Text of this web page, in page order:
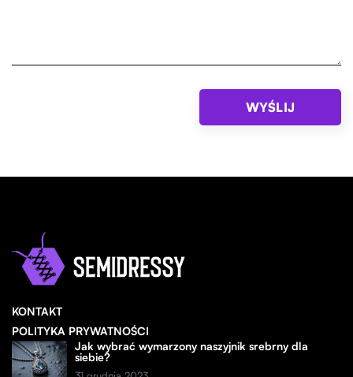
KONTAKT
POLITYKA PRYWATNOŚCI
Jak wybrać wymarzony naszyjnik srebrny dla
siebie?